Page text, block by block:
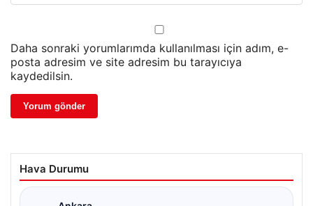
Daha sonraki yorumlarımda kullanılması için adım, e-
posta adresim ve site adresim bu tarayıcıya
kaydedilsin.
Hava Durumu